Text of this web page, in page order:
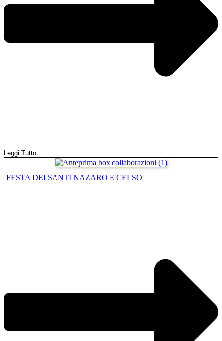
Leggi Tutto
FESTA DEI SANTI NAZARO E CELSO